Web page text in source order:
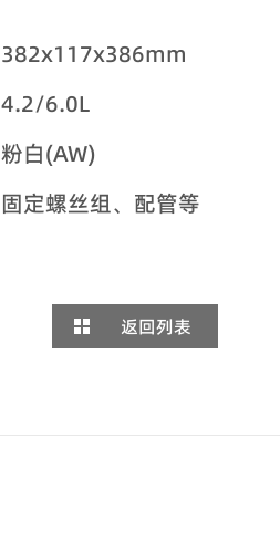
382x117x386mm
4.2/6.0L
粉白(AW)
固定螺丝组、配管等
返回列表